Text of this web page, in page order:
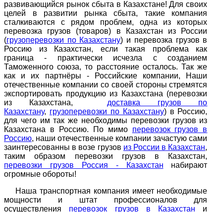
развивающийся рынок сбыта в Казахстане! Для своих
целей в развитии рынка сбыта, такие компания
сталкиваются с рядом проблем, одна из которых
перевозка грузов (товаров) в Казахстан из России
(грузоперевозки по Казахстану) и перевозка грузов в
Россию из Казахстан, если такая проблема как
граница - практически исчезла с созданием
Таможенного союза, то расстояние осталось. Так же
как и их партнёры - Российские компании, Наши
отечественные компании со своей стороны стремятся
экспортировать продукцию из Казахстана (перевозки
из Казахстана, доставка грузов по
Казахстану, грузоперевозки по Казахстану) в Россию,
для чего им так же необходимы перевозки грузов из
Казахстана в Россию. По мимо перевозок грузов в
Россию, наши отечественные компании зачастую сами
заинтересованны в возе грузов из России в Казахстан,
таким образом перевозки грузов в Казахстан,
перевозки грузов Россия - Казахстан набирают
огромные обороты!
Наша транспортная компания имеет необходимые
мощности и штат профессионалов для
осуществления перевозок грузов в Казахстан и